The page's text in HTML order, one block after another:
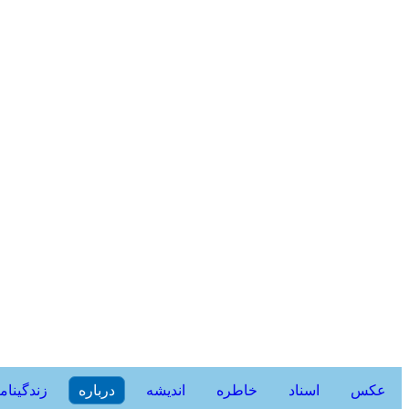
درباره اندیشه خاطره اسناد عکس